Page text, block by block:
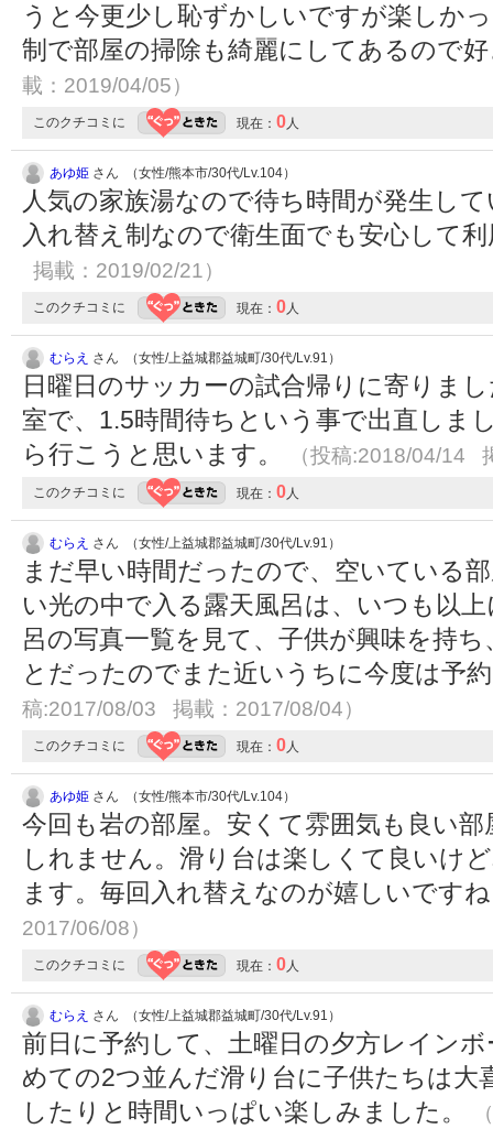
うと今更少し恥ずかしいですが楽しか
制で部屋の掃除も綺麗にしてあるので
載：2019/04/05）
このクチコミに 現在： 0人
あゆ姫 さん （女性/熊本市/30代/Lv.104）
人気の家族湯なので待ち時間が発生し
入れ替え制なので衛生面でも安心して
掲載：2019/02/21）
このクチコミに 現在： 0人
むらえ さん （女性/上益城郡益城町/30代/Lv.91）
日曜日のサッカーの試合帰りに寄りま
室で、1.5時間待ちという事で出直しま
ら行こうと思います。
（投稿:2018/04/14
このクチコミに 現在： 0人
むらえ さん （女性/上益城郡益城町/30代/Lv.91）
まだ早い時間だったので、空いている
い光の中で入る露天風呂は、いつも以
呂の写真一覧を見て、子供が興味を持
とだったのでまた近いうちに今度は予
稿:2017/08/03 掲載：2017/08/04）
このクチコミに 現在： 0人
あゆ姫 さん （女性/熊本市/30代/Lv.104）
今回も岩の部屋。安くて雰囲気も良い
しれません。滑り台は楽しくて良いけ
ます。毎回入れ替えなのが嬉しいです
2017/06/08）
このクチコミに 現在： 0人
むらえ さん （女性/上益城郡益城町/30代/Lv.91）
前日に予約して、土曜日の夕方レイン
めての2つ並んだ滑り台に子供たちは大
したりと時間いっぱい楽しみました。